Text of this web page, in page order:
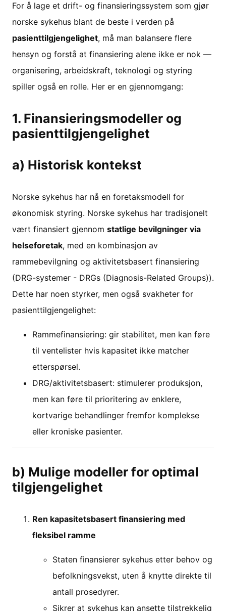
For å lage et drift- og finansieringssystem som gjør
norske sykehus blant de beste i verden på
pasienttilgjengelighet, må man balansere flere
hensyn og forstå at finansiering alene ikke er nok —
organisering, arbeidskraft, teknologi og styring
spiller også en rolle. Her er en gjennomgang:
1. Finansieringsmodeller og
pasienttilgjengelighet
a) Historisk kontekst
Norske sykehus har nå en foretaksmodell for
økonomisk styring. Norske sykehus har tradisjonelt
vært finansiert gjennom statlige bevilgninger via
helseforetak, med en kombinasjon av
rammebevilgning og aktivitetsbasert finansiering
(DRG-systemer - DRGs (Diagnosis-Related Groups)).
Dette har noen styrker, men også svakheter for
pasienttilgjengelighet:
Rammefinansiering: gir stabilitet, men kan føre
til ventelister hvis kapasitet ikke matcher
etterspørsel.
DRG/aktivitetsbasert: stimulerer produksjon,
men kan føre til prioritering av enklere,
kortvarige behandlinger fremfor komplekse
eller kroniske pasienter.
b) Mulige modeller for optimal
tilgjengelighet
Ren kapasitetsbasert finansiering med
fleksibel ramme
Staten finansierer sykehus etter behov og
befolkningsvekst, uten å knytte direkte til
antall prosedyrer.
Sikrer at sykehus kan ansette tilstrekkelig